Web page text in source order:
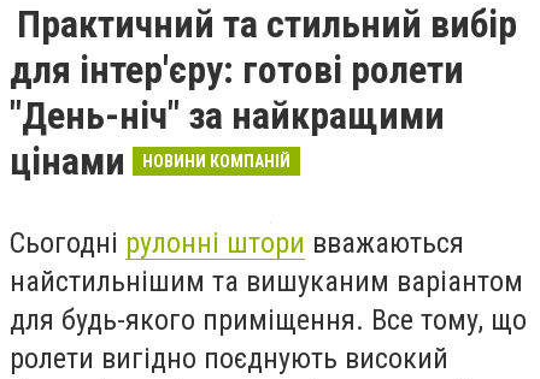
Практичний та стильний вибір
для інтер'єру: готові ролети
"День-ніч" за найкращими
цінами
НОВИНИ КОМПАНІЙ
Сьогодні рулонні штори вважаються
найстильнішим та вишуканим варіантом
для будь-якого приміщення. Все тому, що
ролети вигідно поєднують високий